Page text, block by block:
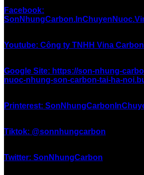
Facebook:
Youtube: Công ty TNHH Vina Carbon
Google Site: https://son-nhung-
nuoc-nhung-son-carbon-tai-ha-
Printerest:
Tiktok: @sonnhungcarbon
Twitter: SonNhungCarbon